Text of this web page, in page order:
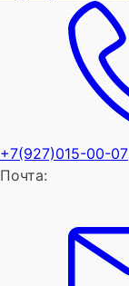
+7(927)015-00-07
Почта: